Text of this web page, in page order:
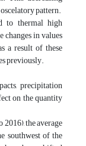
pattern.
to thermal high
changes in values
a result of these
previously.
precipitation
on the quantity
the average
southwest of the